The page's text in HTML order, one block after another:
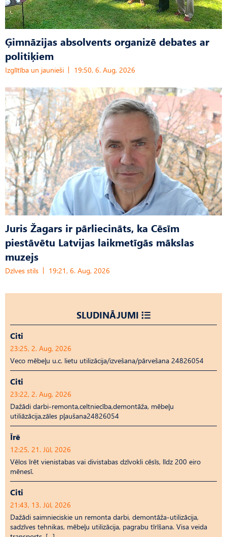
Ģimnāzijas absolvents organizē debates ar
politiķiem
Izglītība un jaunieši 19:50, 6. Aug, 2026
Juris Žagars ir pārliecināts, ka Cēsīm
piestāvētu Latvijas laikmetīgās mākslas
muzejs
Dzīves stils 19:21, 6. Aug, 2026
SLUDINĀJUMI
Citi
23:25, 2. Aug, 2026
Veco mēbeļu u.c. lietu utilizācija/izvešana/pārvešana 24826054
Citi
23:22, 2. Aug, 2026
Dažādi darbi-remonta,celtniecība,demontāža, mēbeļu
utiliāzācija,zāles pļaušana24826054
Īrē
12:25, 21. Jūl, 2026
Vēlos īrēt vienistabas vai divistabas dzīvokli cēsīs, līdz 200 eiro
mēnesī.
Citi
21:43, 13. Jūl, 2026
Dažādi saimnieciskie un remonta darbi, demontāža-utilizācija,
sadzīves tehnikas, mēbeļu utilizācija, pagrabu tīrīšana. Visa veida